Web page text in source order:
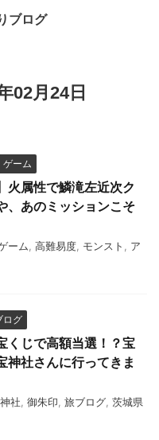
ブログ
02月24日
ゲーム
火属性で鱗滝左近次ク
、あのミッションこそ
ーム 高難易度 モンスト
ア
ログ
くじで高額当選！？宝
神社さんに行ってきま
神社 御朱印 旅ブログ 茨城県